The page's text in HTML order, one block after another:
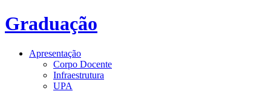
Graduação
Apresentação
Corpo Docente
Infraestrutura
UPA